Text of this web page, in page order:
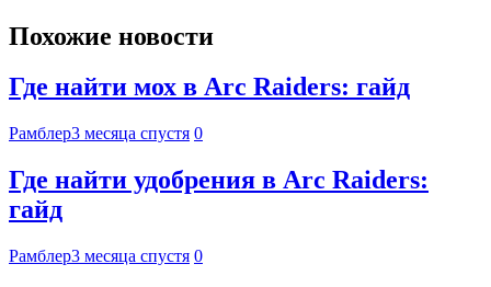
Похожие новости
Где найти мох в Arc Raiders: гайд
Рамблер3 месяца спустя 0
Где найти удобрения в Arc Raiders:
гайд
Рамблер3 месяца спустя 0